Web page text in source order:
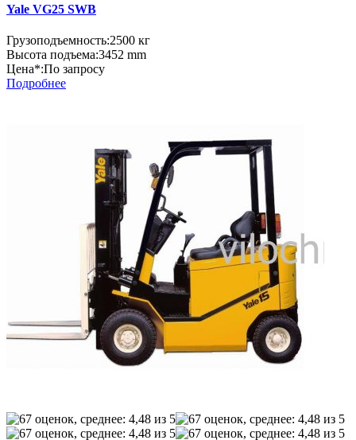
Yale VG25 SWB
Грузоподъемность:2500 кг
Высота подъема:3452 mm
Цена*:По запросу
Подробнее